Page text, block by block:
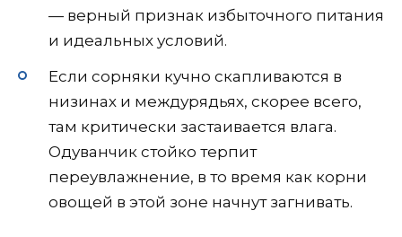
— верный признак избыточного питания
и идеальных условий.
Если сорняки кучно скапливаются в
низинах и междурядьях, скорее всего,
там критически застаивается влага.
Одуванчик стойко терпит
переувлажнение, в то время как корни
овощей в этой зоне начнут загнивать.